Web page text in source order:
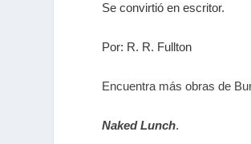
Se convirtió en escritor.
Por: R. R. Fullton
Encuentra más obras de
Naked Lunch.